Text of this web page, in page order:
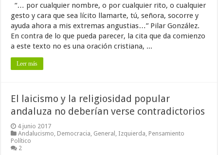
“… por cualquier nombre, o por cualquier rito, o cualquier
gesto y cara que sea lícito llamarte, tú, señora, socorre y
ayuda ahora a mis extremas angustias…” Pilar González.
En contra de lo que pueda parecer, la cita que da comienzo
a este texto no es una oración cristiana, ...
Leer más
El laicismo y la religiosidad popular
andaluza no deberían verse contradictorios
4 junio 2017
Andalucismo, Democracia, General , Izquierda, Pensamiento
Político
2